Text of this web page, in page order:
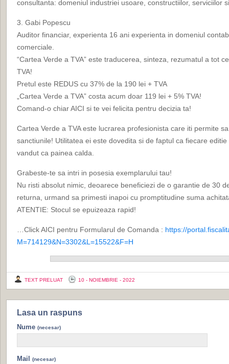
consultanta: domeniul industriei usoare, constructiilor, serviciilor
3. Gabi Popescu
Auditor financiar, experienta 16 ani experienta in domeniul
comerciale.
“Cartea Verde a TVA” este traducerea, sinteza, rezumatul a tot
TVA!
Pretul este REDUS cu 37% de la 190 lei + TVA
„Cartea Verde a TVA” costa acum doar 119 lei + 5% TVA!
Comand-o chiar AICI si te vei felicita pentru decizia ta!
Cartea Verde a TVA este lucrarea profesionista care iti permite
sanctiunile! Utilitatea ei este dovedita si de faptul ca fiecare
vandut ca painea calda.
Grabeste-te sa intri in posesia exemplarului tau!
Nu risti absolut nimic, deoarece beneficiezi de o garantie de 30
returna, urmand sa primesti inapoi cu promptitudine suma
ATENTIE: Stocul se epuizeaza rapid!
…Click AICI pentru Formularul de Comanda : https://
M=714129&N=3302&L=15522&F=H
TEXT PRELUAT 10 - NOIEMBRIE - 2022
Lasa un raspuns
Nume (necesar)
Mail (necesar)